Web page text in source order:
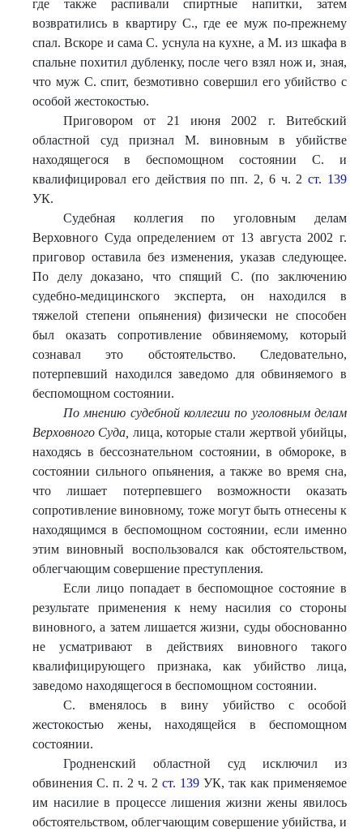
где также распивали спиртные напитки, затем
возвратились в квартиру С., где ее муж по-прежнему
спал. Вскоре и сама С. уснула на кухне, а М. из шкафа в
спальне похитил дубленку, после чего взял нож и, зная,
что муж С. спит, безмотивно совершил его убийство с
особой жестокостью.
Приговором от 21 июня 2002 г. Витебский
областной суд признал М. виновным в убийстве
находящегося в беспомощном состоянии С. и
квалифицировал его действия по пп. 2, 6 ч. 2ст. 139
УК.
Судебная коллегия по уголовным делам
Верховного Суда определением от 13 августа 2002 г.
приговор оставила без изменения, указав следующее.
По делу доказано, что спящий С. (по заключению
судебно-медицинского эксперта, он находился в
тяжелой степени опьянения) физически не способен
был оказать сопротивление обвиняемому, который
сознавал это обстоятельство. Следовательно,
потерпевший находился заведомо для обвиняемого в
беспомощном состоянии.
По мнению судебной коллегии по уголовным делам
Верховного Суда, лица, которые стали жертвой убийцы,
находясь в бессознательном состоянии, в обмороке, в
состоянии сильного опьянения, а также во время сна,
что лишает потерпевшего возможности оказать
сопротивление виновному, тоже могут быть отнесены к
находящимся в беспомощном состоянии, если именно
этим виновный воспользовался как обстоятельством,
облегчающим совершение преступления.
Если лицо попадает в беспомощное состояние в
результате применения к нему насилия со стороны
виновного, а затем лишается жизни, суды обоснованно
не усматривают в действиях виновного такого
квалифицирующего признака, как убийство лица,
заведомо находящегося в беспомощном состоянии.
С. вменялось в вину убийство с особой
жестокостью жены, находящейся в беспомощном
состоянии.
Гродненский областной суд исключил из
обвинения С. п. 2 ч. 2 ст. 139 УК, так как применяемое
им насилие в процессе лишения жизни жены явилось
обстоятельством, облегчающим совершение убийства, и